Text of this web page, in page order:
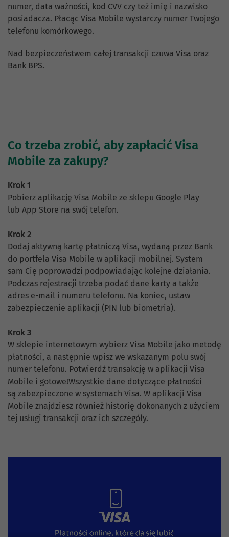
numer, data ważności, kod CVV czy też imię i nazwisko
posiadacza. Płacąc Visa Mobile wystarczy numer Twojego
telefonu komórkowego.
Nad bezpieczeństwem całej transakcji czuwa Visa oraz
Bank BPS.
Co trzeba zrobić, aby zapłacić Visa
Mobile za zakupy?
Krok 1
Pobierz aplikację Visa Mobile ze sklepu Google Play
lub App Store na swój telefon.
Krok 2
Dodaj aktywną kartę płatniczą Visa, wydaną przez Bank
do portfela Visa Mobile w aplikacji mobilnej. System
sam Cię poprowadzi podpowiadając kolejne działania.
Podczas rejestracji trzeba podać dane karty a także
adres e-mail i numeru telefonu. Na koniec, ustaw
zabezpieczenie aplikacji (PIN lub biometria).
Krok 3
W sklepie internetowym wybierz Visa Mobile jako metodę
płatności, a następnie wpisz we wskazanym polu swój
numer telefonu. Potwierdź transakcję w aplikacji Visa
Mobile i gotowe!Wszystkie dane dotyczące płatności
są zabezpieczone w systemach Visa. W aplikacji Visa
Mobile znajdziesz również historię dokonanych z użyciem
tej usługi transakcji oraz ich szczegóły.